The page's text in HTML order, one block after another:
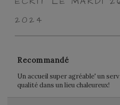
2024
Recommandé
Un accueil super agréable' un
qualité dans un lieu chaleureux!